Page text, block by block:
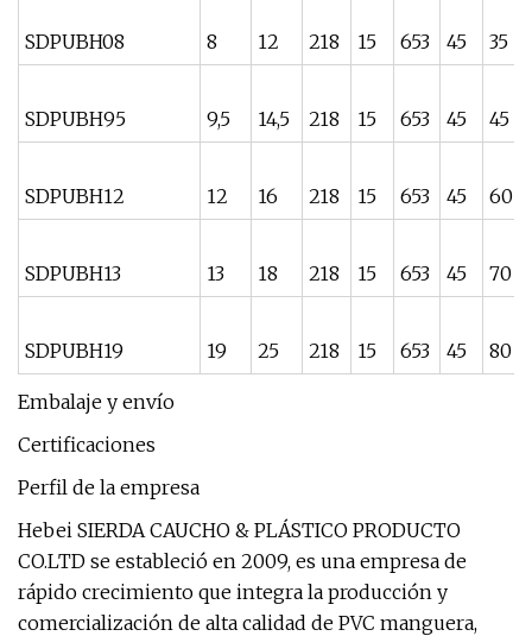
SDPUBH08 8 12 218 15 653 45 35
SDPUBH95 9,5 14,5 218 15 653 45 45
SDPUBH12 12 16 218 15 653 45 60
SDPUBH13 13 18 218 15 653 45 70
SDPUBH19 19 25 218 15 653 45 80
Embalaje y envío
Certificaciones
Perfil de la empresa
Hebei SIERDA CAUCHO & PLÁSTICO PRODUCTO
CO.LTD se estableció en 2009, es una empresa de
rápido crecimiento que integra la producción y
comercialización de alta calidad de PVC manguera,